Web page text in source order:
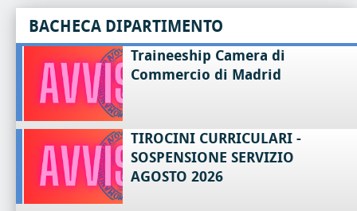
BACHECA DIPARTIMENTO
Traineeship Camera di
Commercio di Madrid
TIROCINI CURRICULARI -
SOSPENSIONE SERVIZIO
AGOSTO 2026